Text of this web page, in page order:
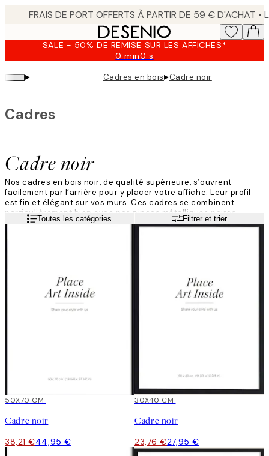
content.SALE - 50% DE REMISE SUR LES AFFICHES*
0 min0 s
Valable
jusqu'au
:
▸ Cadres en bois▸Cadre noir
Cadre noir
Cadres
Nos cadres en bois noir, de qualité supérieure, s’ouvrent
facilement par l’arrière pour y placer votre affiche. Leur profil
est fin et élégant sur vos murs. Ces cadres se combinent
particulièrement bien avec nos pinces métalliques noires.
Lire la suiteToutes les catégories Filtrer et trier
15%*
50X70 CM
Cadre noir
38,21 €44,95 €
15%*
30X40 CM
Cadre noir
23,76 €27,95 €